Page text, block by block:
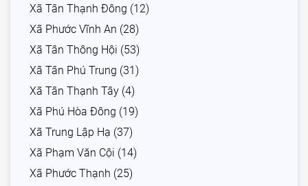
Xã Tân Thạnh Đông (12)
Xã Phước Vĩnh An (28)
Xã Tân Thông Hội (53)
Xã Tân Phú Trung (31)
Xã Tân Thạnh Tây (4)
Xã Phú Hòa Đông (19)
Xã Trung Lập Hạ (37)
Xã Phạm Văn Cội (14)
Xã Phước Thạnh (25)